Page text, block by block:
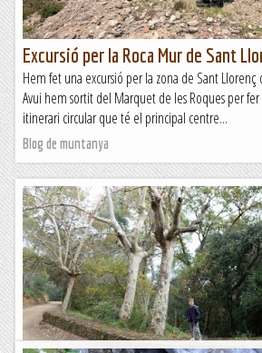
Excursió per la Roca Mur de Sant
Hem fet una excursió per la zona de Sant
Avui hem sortit del Marquet de les Roques per
itinerari circular que té el principal centre...
Blog de muntanya